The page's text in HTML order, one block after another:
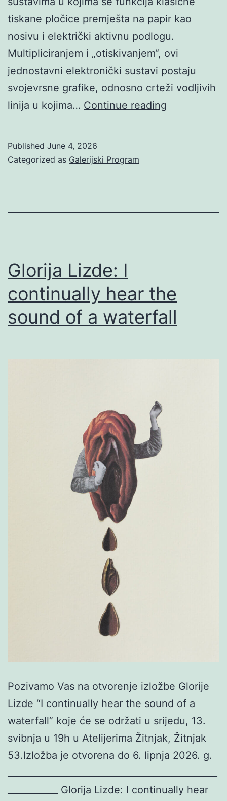
tiskane pločice premješta na papir kao
nosivu i električki aktivnu podlogu.
Multipliciranjem i „otiskivanjem“, ovi
jednostavni elektronički sustavi postaju
svojevrsne grafike, odnosno crteži vodljivih
linija u kojima… Continue reading
Published June 4, 2026
Categorized as Galerijski Program
Glorija Lizde: I
continually hear the
sound of a waterfall
Pozivamo Vas na otvorenje izložbe Glorije
Lizde “I continually hear the sound of a
waterfall” koje će se održati u srijedu, 13.
svibnja u 19h u Atelijerima Žitnjak, Žitnjak
53.Izložba je otvorena do 6. lipnja 2026. g.
___________ Glorija Lizde: I continually hear